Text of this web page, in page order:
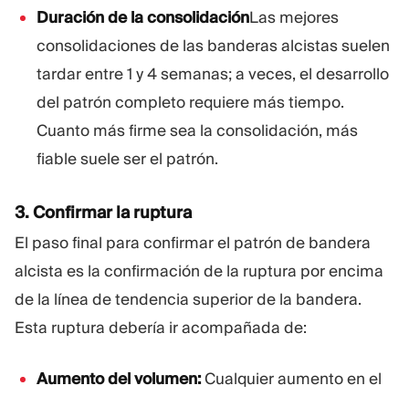
Duración de la consolidaciónLas mejores
consolidaciones de las banderas alcistas suelen
tardar entre 1 y 4 semanas; a veces, el desarrollo
del patrón completo requiere más tiempo.
Cuanto más firme sea la consolidación, más
fiable suele ser el patrón.
3. Confirmar la ruptura
El paso final para confirmar el patrón de bandera
alcista es la confirmación de la ruptura por encima
de la línea de tendencia superior de la bandera.
Esta ruptura debería ir acompañada de:
Aumento del volumen:Cualquier aumento en el